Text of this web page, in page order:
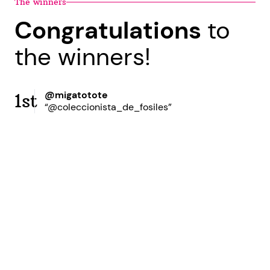
Congratulations to
the winners!
1st
@migatotote
“@coleccionista_de_fosiles”